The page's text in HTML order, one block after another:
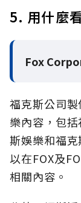
5. 用什麼
Fox
福克斯公司
樂內容，包
斯娛樂和福
以在FOX及
相關內容。